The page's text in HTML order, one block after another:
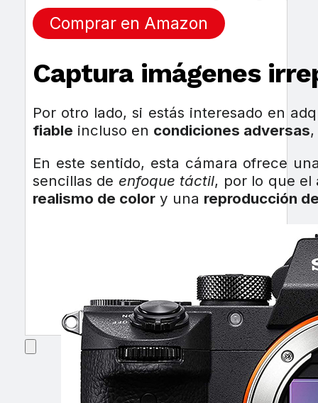
Comprar en Amazon
Captura imágenes
Por otro lado, si estás interesado en
fiable incluso en condiciones adversas
En este sentido, esta cámara ofrece
sencillas de enfoque táctil, por lo que el
realismo de colory una reproducción